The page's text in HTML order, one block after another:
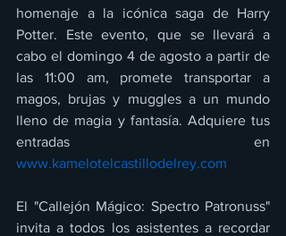
homenaje a la icónica saga de Harry
Potter. Este evento, que se llevará a
cabo el domingo 4 de agosto a partir de
las 11:00 am, promete transportar a
magos, brujas y muggles a un mundo
lleno de magia y fantasía. Adquiere tus
www.kamelotelcastillodelrey.com
El "Callejón Mágico: Spectro Patronuss"
invita a todos los asistentes a recordar